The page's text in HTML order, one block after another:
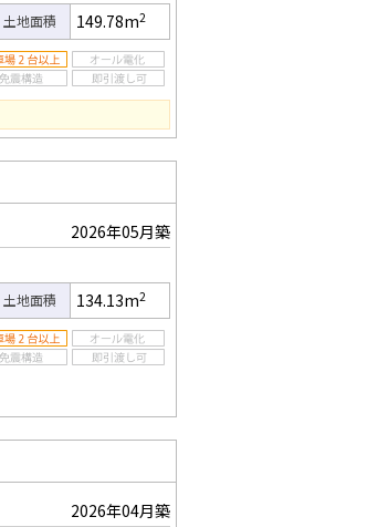
土地面積 149.78m2
2026年05月築
土地面積 134.13m2
2026年04月築